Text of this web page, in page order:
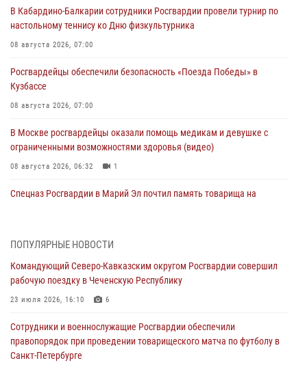
В Кабардино-Балкарии сотрудники Росгвардии провели турнир по
настольному теннису ко Дню физкультурника
08 августа 2026, 07:00
Росгвардейцы обеспечили безопасность «Поезда Победы» в
Кузбассе
08 августа 2026, 07:00
В Москве росгвардейцы оказали помощь медикам и девушке с
ограниченными возможностями здоровья (видео)
08 августа 2026, 06:32 1
Спецназ Росгвардии в Марий Эл почтил память товарища на
турнирами, мастер-классами и легкоатлетическими забегами
08 августа 2026, 06:03
подготовки на Урале
08 августа 2026, 05:00
ПОПУЛЯРНЫЕ НОВОСТИ
Командующий Северо-Кавказским округом Росгвардии совершил
рабочую поездку в Чеченскую Республику
23 июля 2026, 16:10 6
Сотрудники и военнослужащие Росгвардии обеспечили
правопорядок при проведении товарищеского матча по футболу в
Санкт-Петербурге